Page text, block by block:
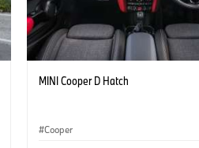
MINI Cooper D Hatch
Cooper